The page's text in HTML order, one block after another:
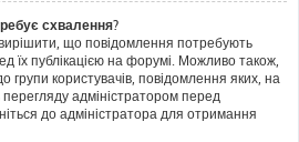
схвалення?
що повідомлення потребують
їх публікацією на форумі. Можливо також,
групи користувачів, повідомлення яких, на
перегляду адміністратором перед
до адміністратора для отримання